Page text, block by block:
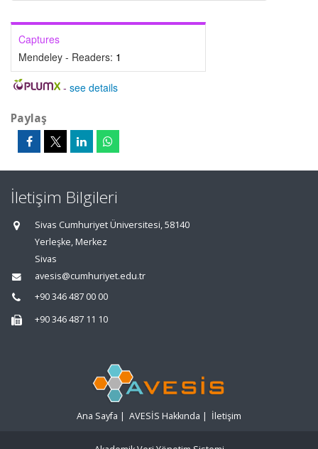
Captures
Mendeley - Readers: 1
- see details
Paylaş
İletişim Bilgileri
Sivas Cumhuriyet Üniversitesi, 58140
Yerleşke, Merkez
Sivas
avesis@cumhuriyet.edu.tr
+90 346 487 00 00
+90 346 487 11 10
Ana Sayfa | AVESİS Hakkında | İletişim